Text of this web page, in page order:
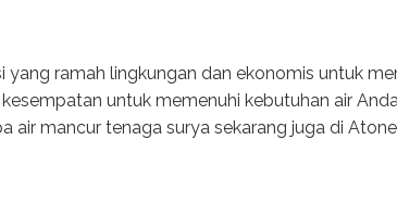
ramah lingkungan dan ekonomis untuk
untuk memenuhi kebutuhan air
air mancur tenaga surya sekarang juga di